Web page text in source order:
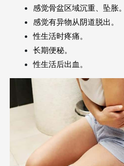
感觉骨盆区域沉重、坠胀。
感觉有异物从阴道脱出。
性生活时疼痛。
长期便秘。
性生活后出血。